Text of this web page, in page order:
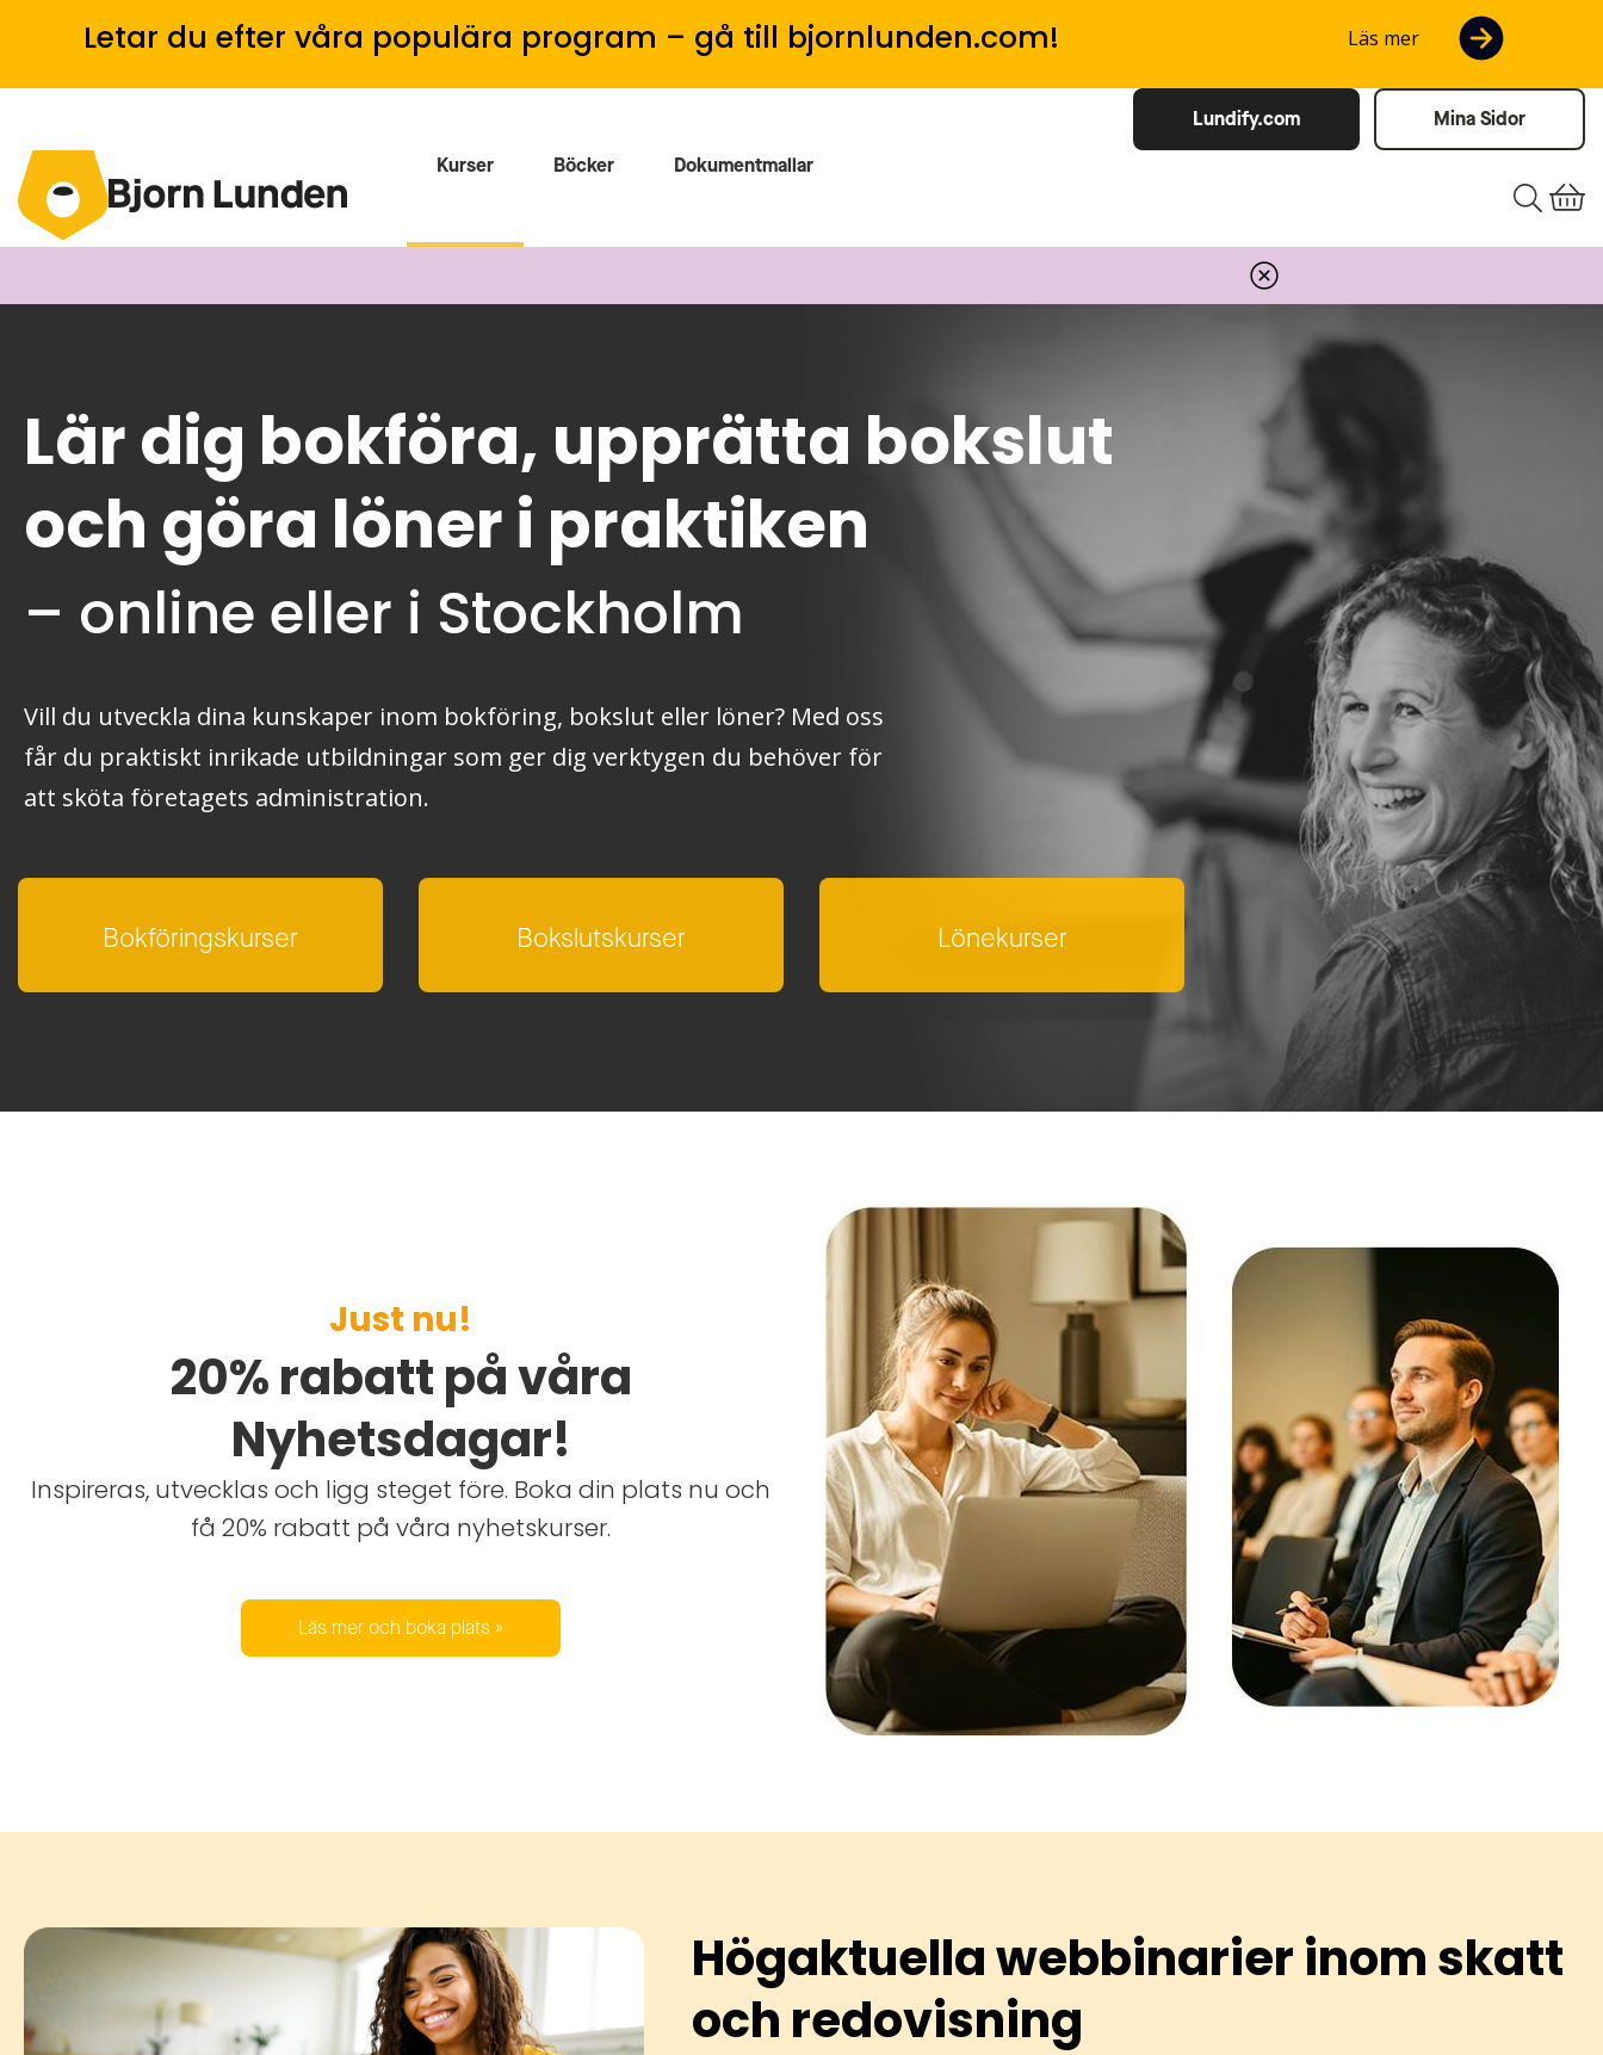
Letar du efter våra populära program – gå till bjornlunden.com! Läs mer
Kurser Böcker Dokumentmallar
Lundify.com Mina Sidor
Lär dig bokföra, upprätta bokslut
och göra löner i praktiken
– online eller i Stockholm
Vill du utveckla dina kunskaper inom bokföring, bokslut eller löner? Med oss
får du praktiskt inrikade utbildningar som ger dig verktygen du behöver för
att sköta företagets administration.
Bokföringskurser Bokslutskurser Lönekurser
Just nu!
20% rabatt på våra
Nyhetsdagar!
Inspireras, utvecklas och ligg steget före. Boka din plats nu och
få 20% rabatt på våra nyhetskurser.
Läs mer och boka plats »
Högaktuella webbinarier inom skatt
och redovisning